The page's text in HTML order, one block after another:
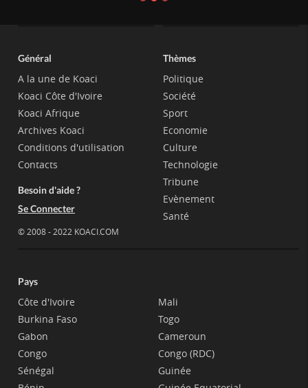
Général
A la une de Koaci
Koaci Côte d'Ivoire
Koaci Afrique
Archives Koaci
Conditions d'utilisation
Contacts
Besoin d'aide ?
Se Connecter
© 2008 - 2022 KOACI.COM
Thèmes
Politique
Société
Sport
Economie
Culture
Technologie
Tribune
Evènement
Santé
Pays
Côte d'Ivoire
Burkina Faso
Gabon
Congo
Sénégal
Mali
Togo
Cameroun
Congo (RDC)
Guinée